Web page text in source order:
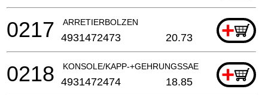
ARRETIERBOLZEN +
0217 4931472473 20.73
KONSOLE/KAPP-+GEHRUNGSSAEGE +
0218 4931472474 18.85